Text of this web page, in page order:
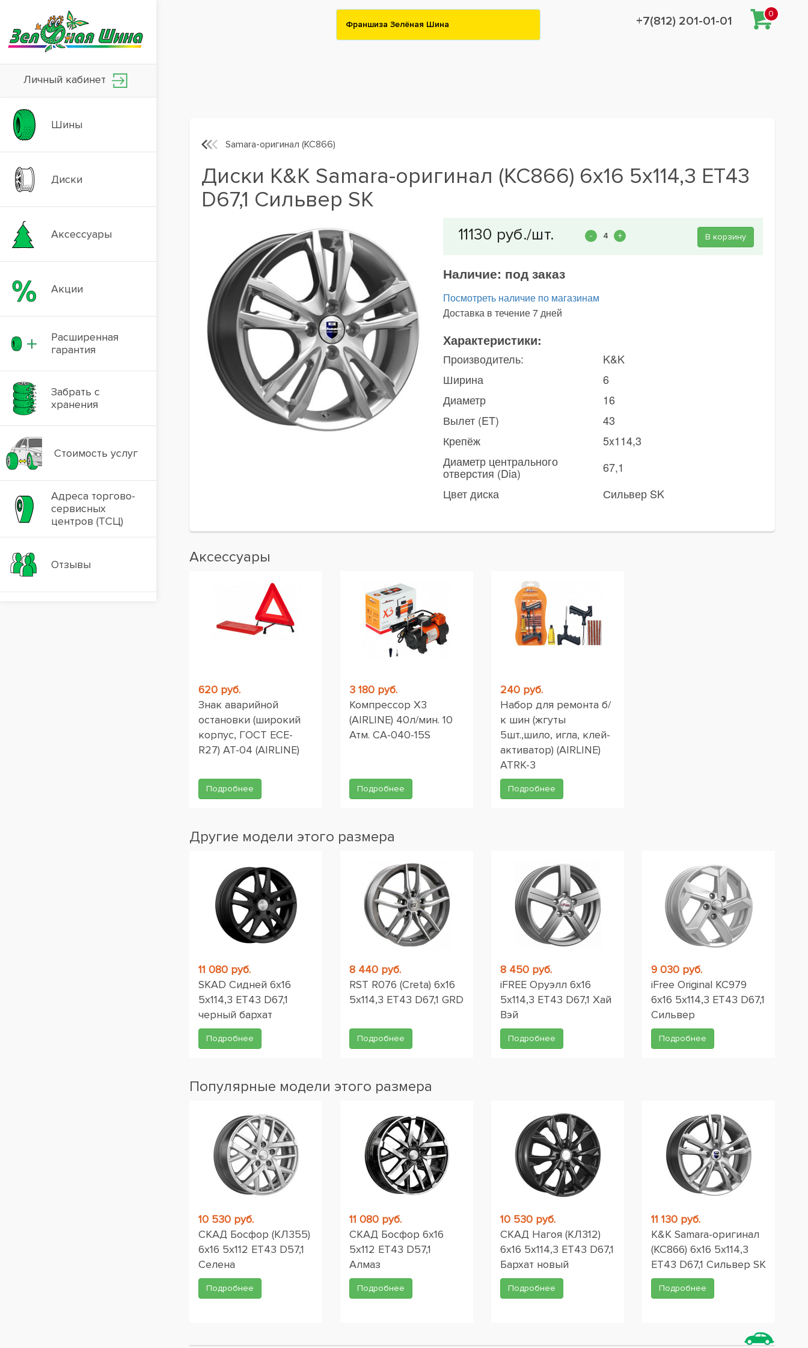
Личный кабинет
Шины
Диски
Аксессуары
Акции
Расширенная
гарантия
Забрать с
хранения
Стоимость услуг
Адреса торгово-
сервисных
центров (ТСЦ)
Отзывы
Франшиза Зелёная Шина +7(812) 201-01-01
0
Samara-оригинал (КС866)
Диски K&K Samara-оригинал (КС866) 6x16 5x114,3 ET43
D67,1 Сильвер SK
В корзину
Наличие: под заказ
Посмотреть наличие по магазинам
Доставка в течение 7 дней
Характеристики:
Производитель:
K&K
Ширина
6
Диаметр
16
Вылет (ET)
43
Крепёж
5x114,3
Диаметр центрального
отверстия (Dia)
67,1
Цвет диска
Сильвер SK
Аксессуары
620 руб.
Знак аварийной
остановки (широкий
корпус, ГОСТ ЕСЕ-
R27) AT-04 (AIRLINE)
Подробнее
3 180 руб.
Компрессор X3
(AIRLINE) 40л/мин. 10
Атм. CA-040-15S
Подробнее
240 руб.
Набор для ремонта б/
к шин (жгуты
5шт.,шило, игла, клей-
активатор) (AIRLINE)
ATRK-3
Подробнее
Другие модели этого размера
11 080 руб.
SKAD Сидней 6x16
5x114,3 ET43 D67,1
черный бархат
Подробнее
8 440 руб.
RST R076 (Creta) 6x16
5x114,3 ET43 D67,1 GRD
Подробнее
8 450 руб.
iFREE Оруэлл 6x16
5x114,3 ET43 D67,1 Хай
Вэй
Подробнее
9 030 руб.
iFree Original КС979
6x16 5x114,3 ET43 D67,1
Сильвер
Подробнее
Популярные модели этого размера
10 530 руб.
СКАД Босфор (КЛ355)
6x16 5x112 ET43 D57,1
Селена
Подробнее
11 080 руб.
СКАД Босфор 6x16
5x112 ET43 D57,1
Алмаз
Подробнее
10 530 руб.
СКАД Нагоя (КЛ312)
6x16 5x114,3 ET43 D67,1
Бархат новый
Подробнее
11 130 руб.
K&K Samara-оригинал
(КС866) 6x16 5x114,3
ET43 D67,1 Сильвер SK
Подробнее